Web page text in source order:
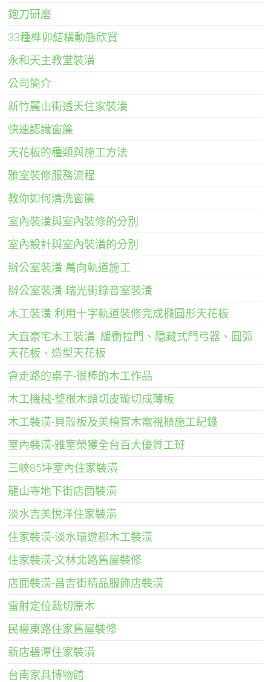
鉋刀研磨
33種榫卯結構動態欣賞
永和天主教堂裝潢
公司簡介
新竹麗山街透天住家裝潢
快速認識窗簾
天花板的種類與施工方法
雅室裝修服務流程
教你如何清洗窗簾
室內裝潢與室內裝修的分別
室內設計與室內裝潢的分別
辦公室裝潢-萬向軌道施工
辦公室裝潢-瑞光街錄音室裝潢
木工裝潢-利用十字軌道裝修完成橢圓形天花板
大直豪宅木工裝潢- 緩衝拉門、隱藏式門弓器、圓弧
天花板、造型天花板
會走路的桌子-很棒的木工作品
木工機械-整根木頭切皮璇切成薄板
木工裝潢-貝殼板及美檜實木電視櫃施工紀錄
室內裝潢-雅室榮獲全台百大優質工班
三峽85坪室內住家裝潢
龍山寺地下街店面裝潢
淡水吉美悅洋住家裝潢
住家裝潢-淡水環遊郡木工裝潢
住家裝潢-文林北路舊屋裝修
店面裝潢-昌吉街精品服飾店裝潢
雷射定位裁切原木
民權東路住家舊屋裝修
新店碧潭住家裝潢
台南家具博物館